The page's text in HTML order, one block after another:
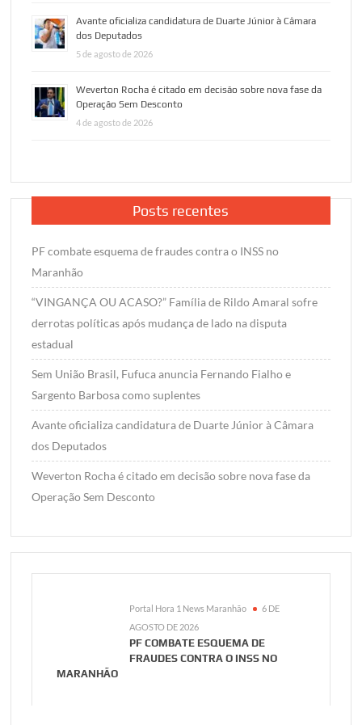
Avante oficializa candidatura de Duarte Júnior à Câmara
dos Deputados
5 de agosto de 2026
Weverton Rocha é citado em decisão sobre nova fase da
Operação Sem Desconto
4 de agosto de 2026
Posts recentes
PF combate esquema de fraudes contra o INSS no
Maranhão
“VINGANÇA OU ACASO?” Família de Rildo Amaral sofre
derrotas políticas após mudança de lado na disputa
estadual
Sem União Brasil, Fufuca anuncia Fernando Fialho e
Sargento Barbosa como suplentes
Avante oficializa candidatura de Duarte Júnior à Câmara
dos Deputados
Weverton Rocha é citado em decisão sobre nova fase da
Operação Sem Desconto
Portal Hora 1 News Maranhão
6 DE
AGOSTO DE 2026
PF COMBATE ESQUEMA DE
FRAUDES CONTRA O INSS NO
MARANHÃO